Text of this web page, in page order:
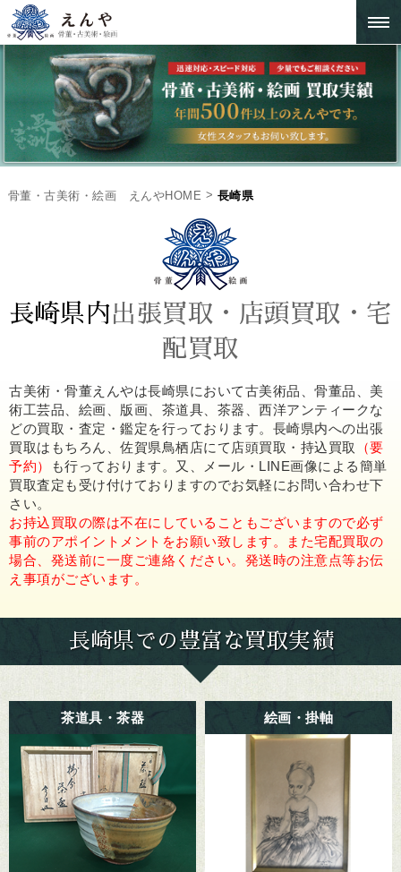
骨董・古美術・絵画 えんやHOME > 長崎県
長崎県内出張買取・店頭買取・宅
配買取
古美術・骨董えんやは長崎県において古美術品、骨董品、美
術工芸品、絵画、版画、茶道具、茶器、西洋アンティークな
どの買取・査定・鑑定を行っております。長崎県内への出張
買取はもちろん、佐賀県鳥栖店にて店頭買取・持込買取
（要
予約）
も行っております。又、メール・LINE画像による簡単
買取査定も受け付けておりますのでお気軽にお問い合わせ下
さい。
お持込買取の際は不在にしていることもございますので必ず
事前のアポイントメントをお願い致します。また宅配買取の
場合、発送前に一度ご連絡ください。発送時の注意点等お伝
え事項がございます。
長崎県での豊富な買取実績
茶道具・茶器 絵画・掛軸